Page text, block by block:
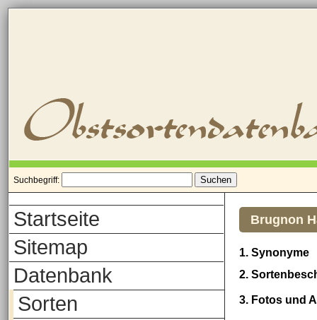
Suchbegriff:
Startseite
Sitemap
Datenbank
Sorten
Brugnon
1. Synonyme
2.
3. Fotos und